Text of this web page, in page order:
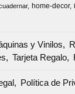
home-decor
y Vinilos
Tarjeta Regalo
Política de